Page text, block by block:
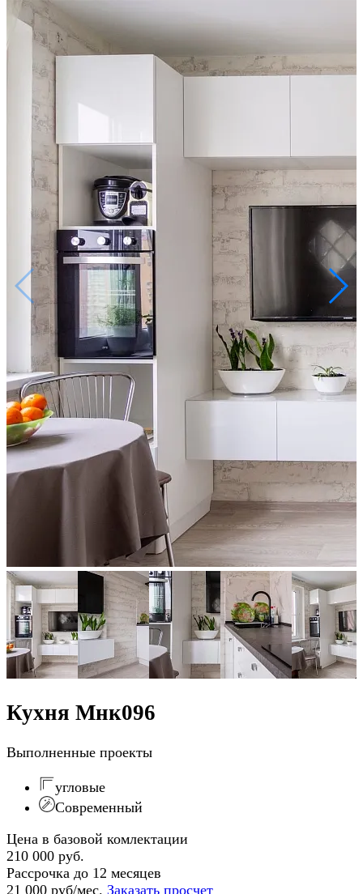
Кухня Мнк096
Выполненные проекты
угловые
Современный
Цена в базовой комлектации
210 000 руб.
Рассрочка до 12 месяцев
21 000 руб/мес. Заказать просчет